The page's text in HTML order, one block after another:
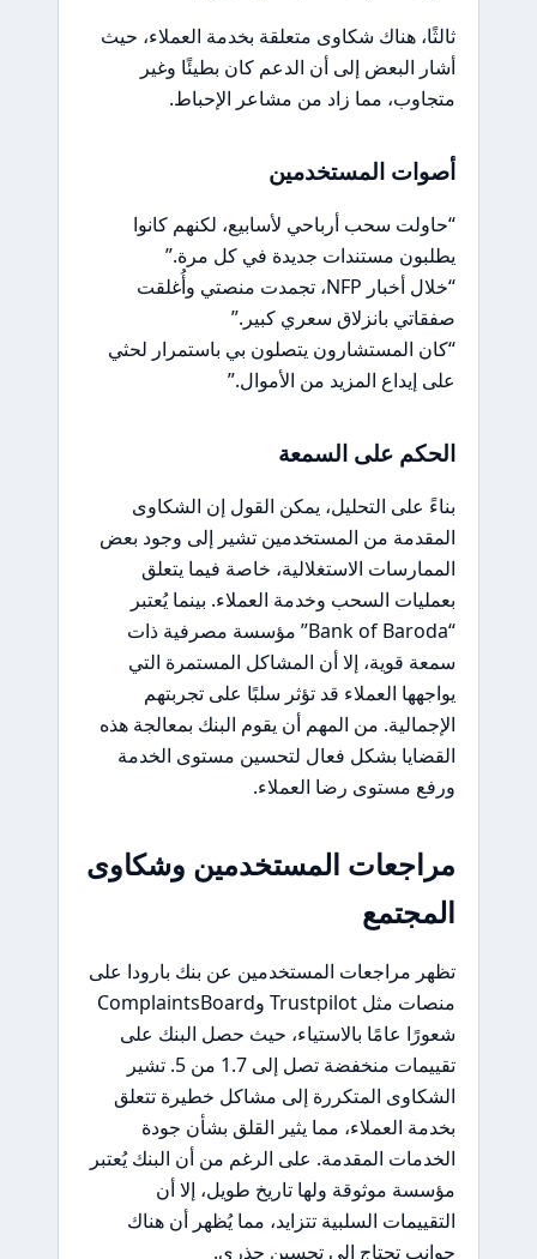
ثالثًا، هناك شكاوى متعلقة بخدمة العملاء، حيث
أشار البعض إلى أن الدعم كان بطيئًا وغير
متجاوب، مما زاد من مشاعر الإحباط.
أصوات المستخدمين
“حاولت سحب أرباحي لأسابيع، لكنهم كانوا
يطلبون مستندات جديدة في كل مرة.”
“خلال أخبار NFP، تجمدت منصتي وأُغلقت
صفقاتي بانزلاق سعري كبير.”
“كان المستشارون يتصلون بي باستمرار لحثي
على إيداع المزيد من الأموال.”
الحكم على السمعة
بناءً على التحليل، يمكن القول إن الشكاوى
المقدمة من المستخدمين تشير إلى وجود بعض
الممارسات الاستغلالية، خاصة فيما يتعلق
بعمليات السحب وخدمة العملاء. بينما يُعتبر
“Bank of Baroda” مؤسسة مصرفية ذات
سمعة قوية، إلا أن المشاكل المستمرة التي
يواجهها العملاء قد تؤثر سلبًا على تجربتهم
الإجمالية. من المهم أن يقوم البنك بمعالجة هذه
القضايا بشكل فعال لتحسين مستوى الخدمة
ورفع مستوى رضا العملاء.
مراجعات المستخدمين وشكاوى
المجتمع
تظهر مراجعات المستخدمين عن بنك بارودا على
منصات مثل Trustpilot وComplaintsBoard
شعورًا عامًا بالاستياء، حيث حصل البنك على
تقييمات منخفضة تصل إلى 1.7 من 5. تشير
الشكاوى المتكررة إلى مشاكل خطيرة تتعلق
بخدمة العملاء، مما يثير القلق بشأن جودة
الخدمات المقدمة. على الرغم من أن البنك يُعتبر
مؤسسة موثوقة ولها تاريخ طويل، إلا أن
التقييمات السلبية تتزايد، مما يُظهر أن هناك
جوانب تحتاج إلى تحسين جذري.